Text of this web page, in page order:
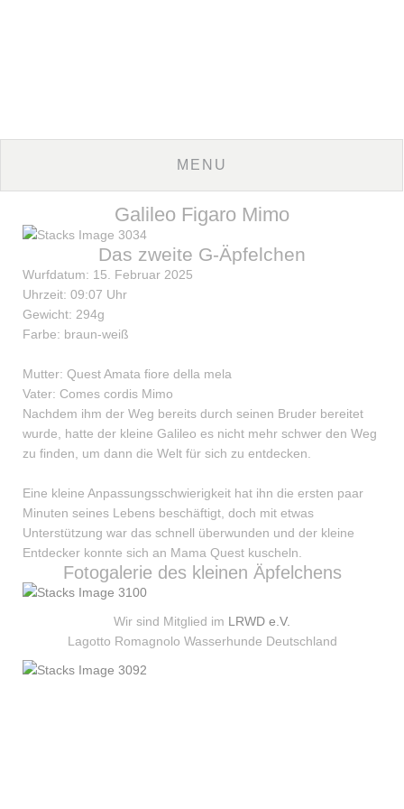
Galileo Figaro Mimo
Das zweite G-Äpfelchen
Wurfdatum: 15. Februar 2025
Uhrzeit: 09:07 Uhr
Gewicht: 294g
Farbe: braun-weiß
Mutter: Quest Amata fiore della mela
Vater: Comes cordis Mimo
Nachdem ihm der Weg bereits durch seinen Bruder bereitet
wurde, hatte der kleine Galileo es nicht mehr schwer den Weg
zu finden, um dann die Welt für sich zu entdecken.
Eine kleine Anpassungsschwierigkeit hat ihn die ersten paar
Minuten seines Lebens beschäftigt, doch mit etwas
Unterstützung war das schnell überwunden und der kleine
Entdecker konnte sich an Mama Quest kuscheln.
Fotogalerie des kleinen Äpfelchens
Wir sind Mitglied im LRWD e.V.
Lagotto Romagnolo Wasserhunde Deutschland